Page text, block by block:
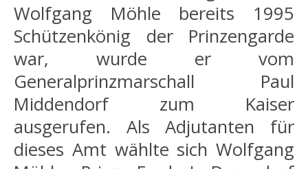
Wolfgang Möhle bereits 1995
Schützenkönig der Prinzengarde
war, wurde er vom
Generalprinzmarschall Paul
Middendorf zum Kaiser
ausgerufen. Als Adjutanten für
dieses Amt wählte sich Wolfgang